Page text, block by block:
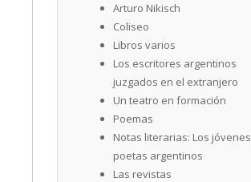
Arturo Nikisch
Coliseo
Libros varios
Los escritores argentinos
juzgados en el extranjero
Un teatro en formación
Poemas
Notas literarias: Los jóvenes
poetas argentinos
Las revistas